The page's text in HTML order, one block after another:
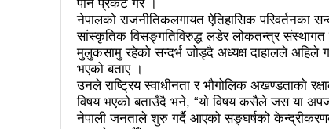
सुरु भयो चौथो सुनवल
चितवनको माडीमा सम्पन्न
प्रमुख प्रशासकीय अधिकृतको
मानव तस्करीको अभियोगमा
पनि प्रकट गरे ।
नेपालको राजनीतिकलगायत ऐतिहासिक परिवर्तनका
सांस्कृतिक विसङ्गतिविरुद्ध लडेर लोकतन्त्र संस्थागत
मुलुकसामु रहेको सन्दर्भ जोड्दै अध्यक्ष दाहालले अहिले
भएको बताए ।
उनले राष्ट्रिय स्वाधीनता र भौगोलिक अखण्डताको
विषय भएको बताउँदै भने, “यो विषय कसैले जस या
नेपाली जनताले शुरु गर्दै आएको सङ्घर्षको